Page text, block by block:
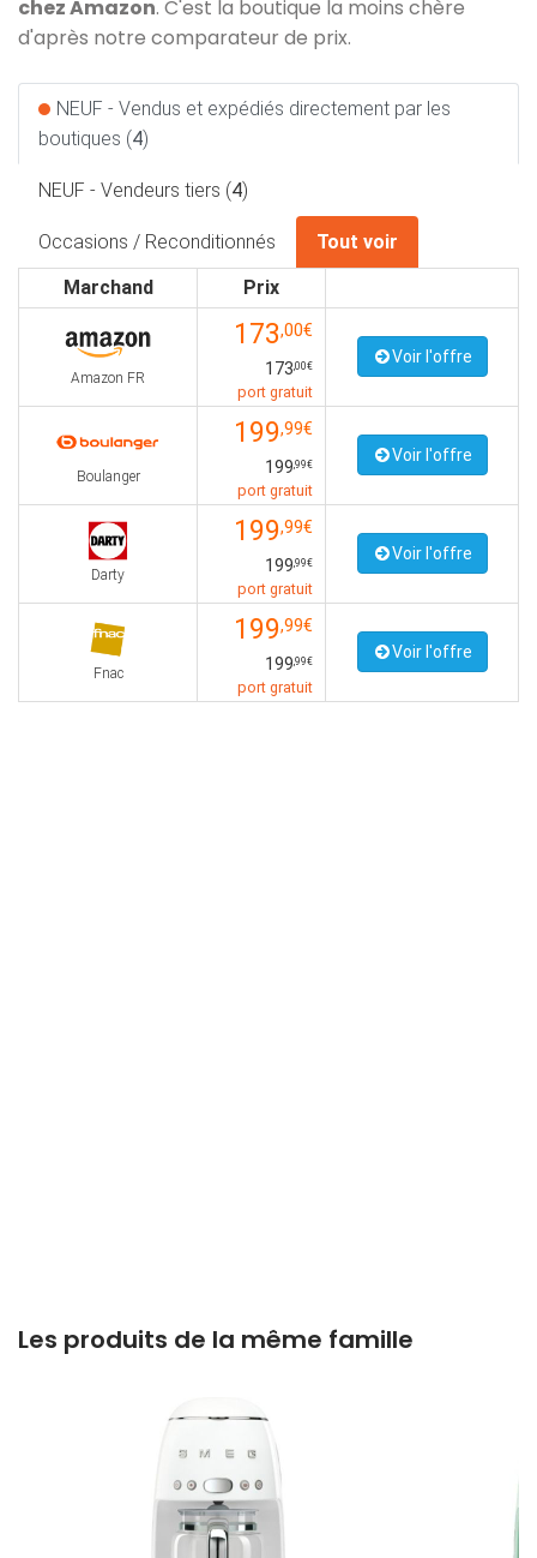
chez Amazon. C'est la boutique la moins chère
d'après notre comparateur de prix.
NEUF - Vendus et expédiés directement par les
boutiques (4)
NEUF - Vendeurs tiers (4)
Occasions / Reconditionnés
Tout voir
Marchand
Prix
Amazon FR
173,00€
173,00€
port gratuit
Voir l'offre
Boulanger
199,99€
199,99€
port gratuit
Voir l'offre
Darty
199,99€
199,99€
port gratuit
Voir l'offre
Fnac
199,99€
199,99€
port gratuit
Voir l'offre
Les produits de la même famille